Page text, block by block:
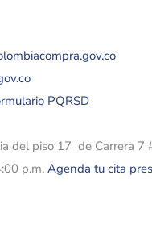
PQRSD
del piso 17 de Carrera 7
p.m.Agenda tu cita